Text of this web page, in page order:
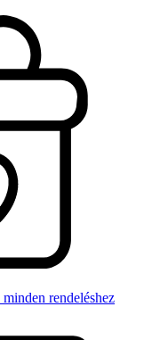
minden rendeléshez